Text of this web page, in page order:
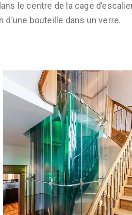
le centre de la cage
d’une bouteille dans un verre.